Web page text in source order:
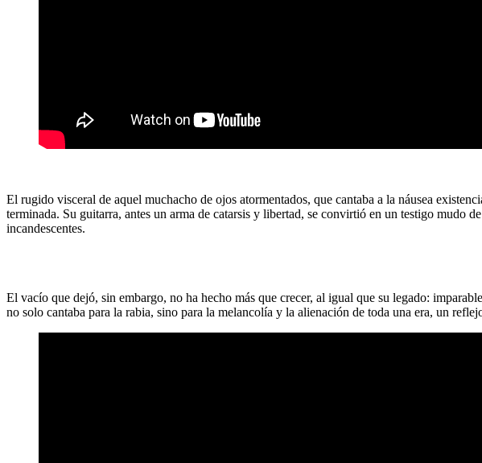
El rugido visceral de aquel muchacho de ojos atormentados, que cantaba a la náusea
terminada. Su guitarra, antes un arma de catarsis y libertad, se convirtió en un testigo mudo
incandescentes.
El vacío que dejó, sin embargo, no ha hecho más que crecer, al igual que su legado:
no solo cantaba para la rabia, sino para la melancolía y la alienación de toda una era, un